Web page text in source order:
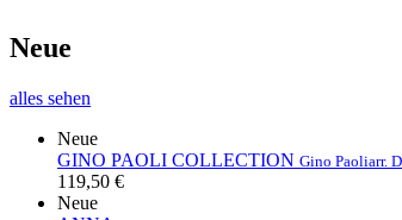
Neue
alles sehen
Neue
GINO PAOLI COLLECTION Gino Paoliarr.
119,50 €
Neue